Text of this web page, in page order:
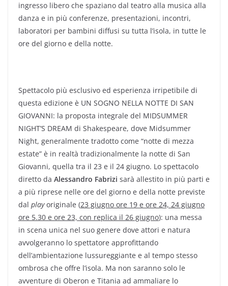
ingresso libero che spaziano dal teatro alla musica alla
danza e in più conferenze, presentazioni, incontri,
laboratori per bambini diffusi su tutta l’isola, in tutte le
ore del giorno e della notte.
Spettacolo più esclusivo ed esperienza irripetibile di
questa edizione è UN SOGNO NELLA NOTTE DI SAN
GIOVANNI: la proposta integrale del MIDSUMMER
NIGHT’S DREAM di Shakespeare, dove Midsummer
Night, generalmente tradotto come “notte di mezza
estate” è in realtà tradizionalmente la notte di San
Giovanni, quella tra il 23 e il 24 giugno. Lo spettacolo
diretto da Alessandro Fabrizi sarà allestito in più parti e
a più riprese nelle ore del giorno e della notte previste
dal playoriginale (23 giugno ore 19 e ore 24, 24 giugno
ore 5.30 e ore 23, con replica il 26 giugno): una messa
in scena unica nel suo genere dove attori e natura
avvolgeranno lo spettatore approfittando
dell’ambientazione lussureggiante e al tempo stesso
ombrosa che offre l’isola. Ma non saranno solo le
avventure di Oberon e Titania ad ammaliare lo